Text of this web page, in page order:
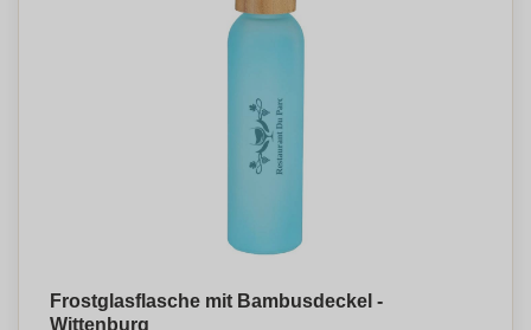
Frostglasflasche mit Bambusdeckel -
Wittenburg